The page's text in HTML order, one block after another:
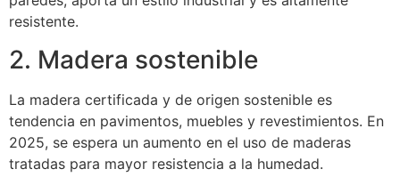
resistente.
2. Madera sostenible
La madera certificada y de origen sostenible es
tendencia en pavimentos, muebles y revestimientos. En
2025, se espera un aumento en el uso de maderas
tratadas para mayor resistencia a la humedad.